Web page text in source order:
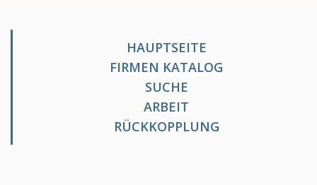
HAUPTSEITE
FIRMEN KATALOG
SUCHE
ARBEIT
RÜCKKOPPLUNG